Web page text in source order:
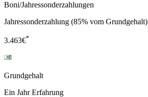
Boni/Jahressonderzahlungen
Jahressonderzahlung (85% vom Grundgehalt)
3.463€*
Grundgehalt
Ein Jahr Erfahrung